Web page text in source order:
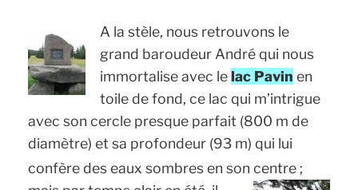
A la stèle, nous retrouvons le
grand baroudeur André qui nous
immortalise avec lelac Pavin en
toile de fond, ce lac qui m’intrigue
avec son cercle presque parfait (800 m de
diamètre) et sa profondeur (93 m) qui lui
confère des eaux sombres en son centre ;